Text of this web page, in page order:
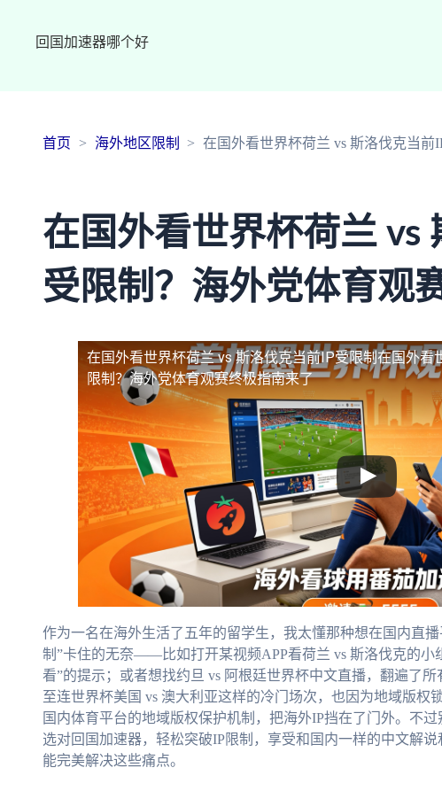
回国加速器哪个好
首页 海外地区限制 在国外看世界杯荷兰 vs 斯洛伐克当
在国外看世界杯荷兰 vs
受限制？海外党体育观
在国外看世界杯荷兰 vs 斯洛伐克当前IP受限制在国外看
限制？海外党体育观赛终极指南来了
作为一名在海外生活了五年的留学生，我太懂那种想在国内直
制”卡住的无奈——比如打开某视频APP看荷兰 vs 斯洛伐克的小
看”的提示；或者想找约旦 vs 阿根廷世界杯中文直播，翻遍了
至连世界杯美国 vs 澳大利亚这样的冷门场次，也因为地域版权
国内体育平台的地域版权保护机制，把海外IP挡在了门外。不
选对回国加速器，轻松突破IP限制，享受和国内一样的中文解
能完美解决这些痛点。